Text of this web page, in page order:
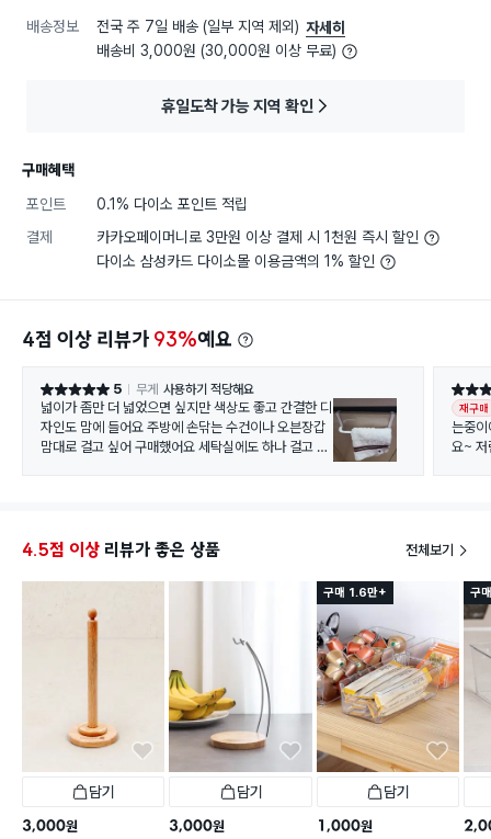
배송정보 전국 주 7일 배송 (일부 지역 제외) 자세히
배송비 3,000원 (30,000원 이상 무료)
휴일도착 가능 지역 확인
구매혜택
포인트
0.1% 다이소 포인트 적립
결제
카카오페이머니로 3만원 이상 결제 시 1천원 즉시 할인
다이소 삼성카드 다이소몰 이용금액의 1% 할인
4점 이상 리뷰가 93%예요
별점 5점 5 무게 사용하기 적당해요
넓이가 좀만 더 넓었으면 싶지만 색상도 좋고 간결한 디
자인도 맘에 들어요 주방에 손닦는 수건이나 오븐장갑
맘대로 걸고 싶어 구매했어요 세탁실에도 하나 걸고 2
별점 5
재구매
는중이
요~ 저
4.5점 이상 리뷰가 좋은 상품 전체보기
담기
3,000원
담기
3,000원
구매 1.6만+
담기
1,000원
구